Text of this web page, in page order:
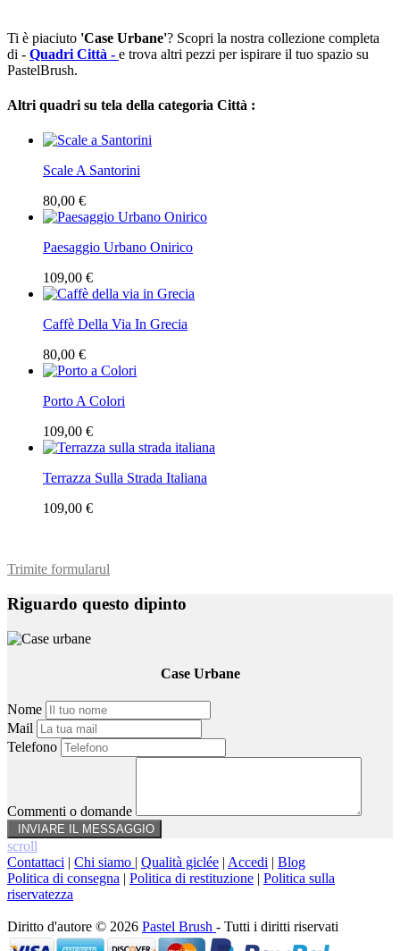
Ti è piaciuto 'Case Urbane'? Scopri la nostra collezione completa
di - Quadri Città - e trova altri pezzi per ispirare il tuo spazio su
PastelBrush.
Altri quadri su tela della categoria Città :
Scale A Santorini
80,00 €
Paesaggio Urbano Onirico
109,00 €
Caffè Della Via In Grecia
80,00 €
Porto A Colori
109,00 €
Terrazza Sulla Strada Italiana
109,00 €
Trimite formularul
Riguardo questo dipinto
Case Urbane
Nome
Mail
Telefono
Commenti o domande
scroll
Contattaci | Chi siamo | Qualità giclée | Accedi | Blog
Politica di consegna | Politica di restituzione | Politica sulla
riservatezza
Diritto d'autore © 2026 Pastel Brush - Tutti i diritti riservati